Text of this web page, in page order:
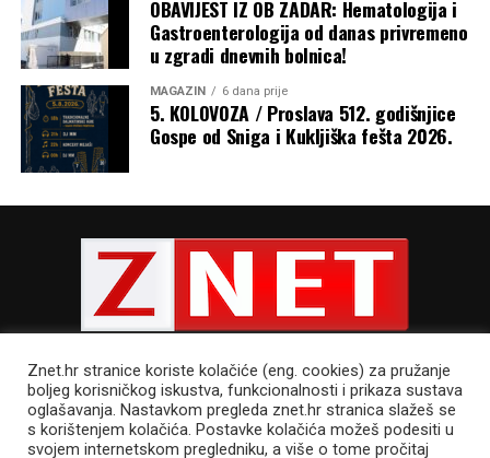
OBAVIJEST IZ OB ZADAR: Hematologija i
Gastroenterologija od danas privremeno
u zgradi dnevnih bolnica!
MAGAZIN 6 dana prije
5. KOLOVOZA / Proslava 512. godišnjice
Gospe od Sniga i Kukljiška fešta 2026.
POLITIKA PRIVATNOSTI UVJETI KORIŠTENJA
IMPRESSUM
Znet.hr stranice koriste kolačiće (eng. cookies) za pružanje
boljeg korisničkog iskustva, funkcionalnosti i prikaza sustava
oglašavanja. Nastavkom pregleda znet.hr stranica slažeš se
s korištenjem kolačića. Postavke kolačića možeš podesiti u
svojem internetskom pregledniku, a više o tome pročitaj